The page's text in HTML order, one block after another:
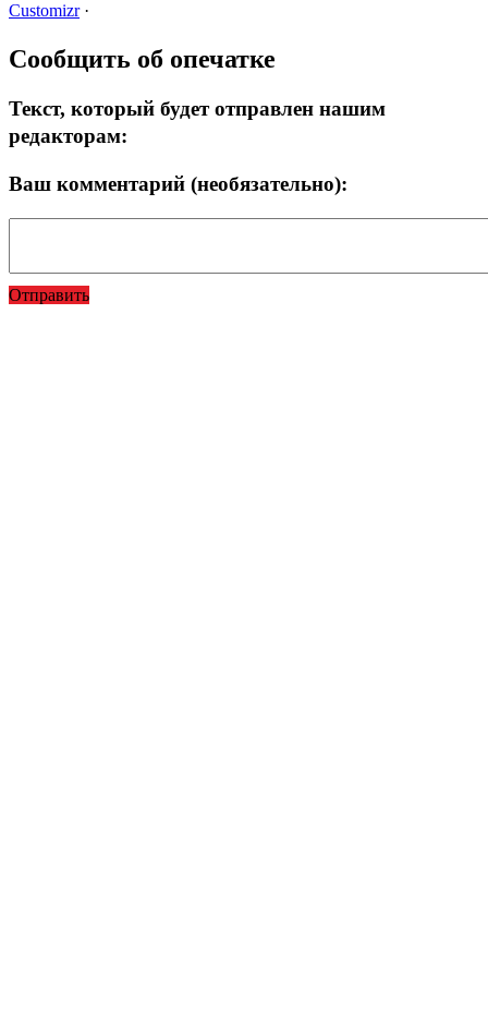
Customizr ·
Сообщить об опечатке
Текст, который будет отправлен нашим
редакторам:
Ваш комментарий (необязательно):
Отправить